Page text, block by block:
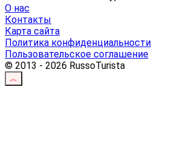
О нас
Контакты
Карта сайта
Политика конфиденциальности
Пользовательское соглашение
© 2013 - 2026 RussoTurista